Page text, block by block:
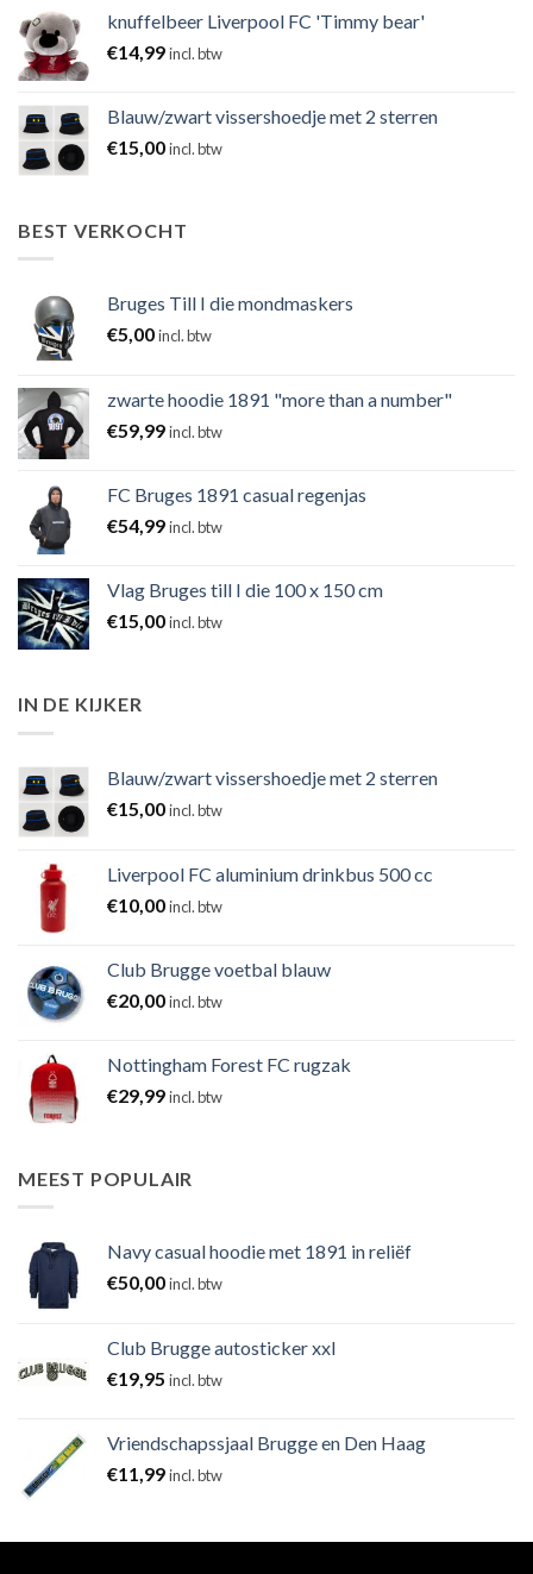
knuffelbeer Liverpool FC 'Timmy bear'
€14,99incl. btw
Blauw/zwart vissershoedje met 2 sterren
€15,00incl. btw
BEST VERKOCHT
Bruges Till I die mondmaskers
€5,00incl. btw
zwarte hoodie 1891 "more than a number"
€59,99incl. btw
FC Bruges 1891 casual regenjas
€54,99incl. btw
Vlag Bruges till I die 100 x 150 cm
€15,00incl. btw
IN DE KIJKER
Blauw/zwart vissershoedje met 2 sterren
€15,00incl. btw
Liverpool FC aluminium drinkbus 500 cc
€10,00incl. btw
Club Brugge voetbal blauw
€20,00incl. btw
Nottingham Forest FC rugzak
€29,99incl. btw
MEEST POPULAIR
Navy casual hoodie met 1891 in reliëf
€50,00incl. btw
Club Brugge autosticker xxl
€19,95 incl. btw
Vriendschapssjaal Brugge en Den Haag
€11,99incl. btw